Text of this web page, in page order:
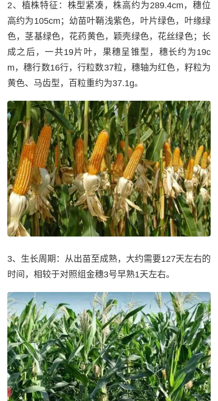
2、植株特征：株型紧凑，株高约为289.4cm，穗位
高约为105cm；幼苗叶鞘浅紫色，叶片绿色，叶缘绿
色，茎基绿色，花药黄色，颖壳绿色，花丝绿色；长
成之后，一共19片叶，果穗呈锥型，穗长约为19c
m，穗行数16行，行粒数37粒，穗轴为红色，籽粒为
黄色、马齿型，百粒重约为37.1g。
3、生长周期：从出苗至成熟，大约需要127天左右的
时间，相较于对照组金穗3号早熟1天左右。